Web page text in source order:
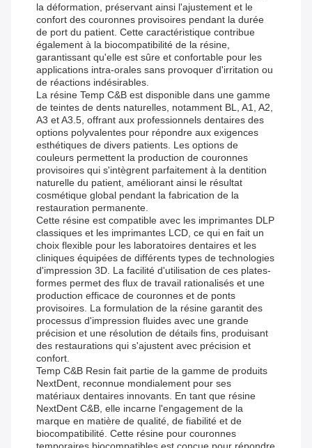
la déformation, préservant ainsi l'ajustement et le
confort des couronnes provisoires pendant la durée
de port du patient. Cette caractéristique contribue
également à la biocompatibilité de la résine,
garantissant qu'elle est sûre et confortable pour les
applications intra-orales sans provoquer d'irritation ou
de réactions indésirables.
La résine Temp C&B est disponible dans une gamme
de teintes de dents naturelles, notamment BL, A1, A2,
A3 et A3.5, offrant aux professionnels dentaires des
options polyvalentes pour répondre aux exigences
esthétiques de divers patients. Les options de
couleurs permettent la production de couronnes
provisoires qui s'intègrent parfaitement à la dentition
naturelle du patient, améliorant ainsi le résultat
cosmétique global pendant la fabrication de la
restauration permanente.
Cette résine est compatible avec les imprimantes DLP
classiques et les imprimantes LCD, ce qui en fait un
choix flexible pour les laboratoires dentaires et les
cliniques équipées de différents types de technologies
d'impression 3D. La facilité d'utilisation de ces plates-
formes permet des flux de travail rationalisés et une
production efficace de couronnes et de ponts
provisoires. La formulation de la résine garantit des
processus d'impression fluides avec une grande
précision et une résolution de détails fins, produisant
des restaurations qui s'ajustent avec précision et
confort.
Temp C&B Resin fait partie de la gamme de produits
NextDent, reconnue mondialement pour ses
matériaux dentaires innovants. En tant que résine
NextDent C&B, elle incarne l'engagement de la
marque en matière de qualité, de fiabilité et de
biocompatibilité. Cette résine pour couronnes